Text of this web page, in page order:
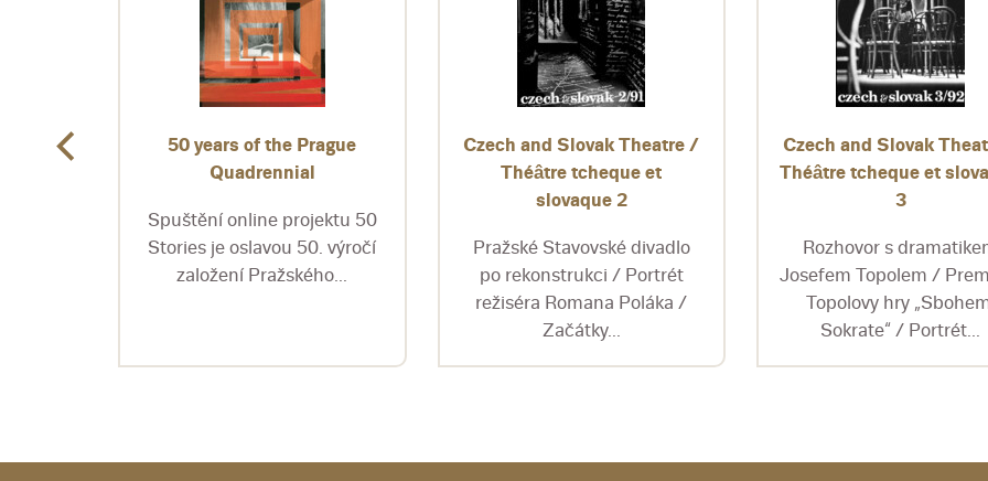
50 years of the Prague
Quadrennial
Spuštění online projektu 50
Stories je oslavou 50. výročí
založení Pražského...
Czech and Slovak Theatre /
Théâtre tcheque et
slovaque 2
Pražské Stavovské divadlo
po rekonstrukci / Portrét
režiséra Romana Poláka /
Začátky...
Czech and Slovak
Théâtre tcheque et
3
Rozhovor s
Josefem Topolem /
Topolovy hry
Sokrate“ / Portrét...